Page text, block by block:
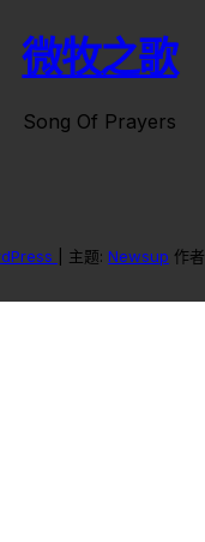
微牧之歌
Song Of Prayers
主题: Newsup 作者